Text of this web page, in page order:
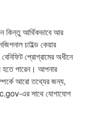
কিন্তু আর্থিকভাবে আর
চাইল্ড কেয়ার
প্রোগ্রামের অধীনে
হতে পারেন। আপনার
আরো তথ্যের জন্য,
এর সাথে যোগাযোগ